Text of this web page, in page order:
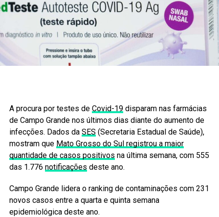
A procura por testes de Covid-19disparam nas farmácias
de Campo Grande nos últimos dias diante do aumento de
infecções. Dados da SES (Secretaria Estadual de Saúde),
mostram que Mato Grosso do Sul registrou a maior
quantidade de casos positivos na última semana, com 555
das 1.776 notificações deste ano.
Campo Grande lidera o ranking de contaminações com 231
novos casos entre a quarta e quinta semana
epidemiológica deste ano.